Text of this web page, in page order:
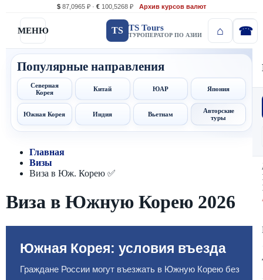
$ 87,0965 ₽ · € 100,5268 ₽ Архив курсов валют
МЕНЮ TS TS Tours
ТУРОПЕРАТОР ПО АЗИИ
Популярные направления
Северная
Корея
Китай ЮАР Япония
Южная Корея Индия Вьетнам
Авторские
туры
Главная
Визы
Виза в Юж. Корею ✅
Виза в Южную Корею 2026
Южная Корея: условия въезда
Граждане России могут въезжать в Южную Корею без